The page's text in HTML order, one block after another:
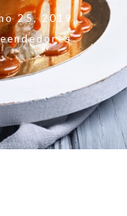
25, 2019